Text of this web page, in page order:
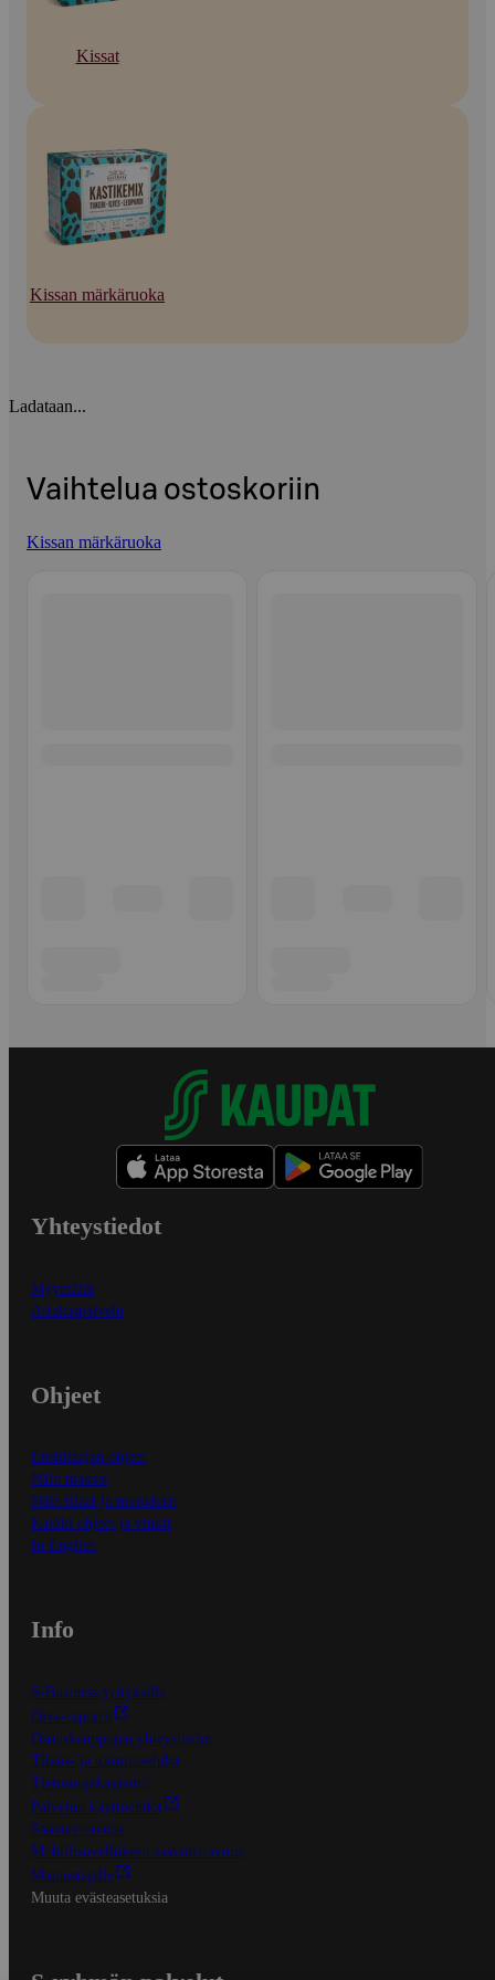
Kissat
Kissan märkäruoka
Ladataan...
Vaihtelua ostoskoriin
Kissan märkäruoka
Yhteystiedot
Myymälät
Asiakaspalvelu
Ohjeet
Ensitilaajan ohjeet
Näin maksat
Näin tilaat ja muokkaat
Kaikki ohjeet ja vinkit
In English
Info
S-Business yrityksille
Oiva-raportit
Osuuskauppojen yhteystiedot
Tilaus- ja toimitusehdot
Tietosuojakäytäntö
Palvelun käyttöehdot
Saavutettavuus
Mobiilisovelluksen saavutettavuus
Mainostajalle
Muuta evästeasetuksia